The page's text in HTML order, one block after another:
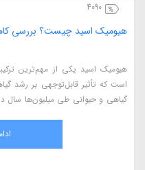
4090
هیومیک اسید چیست؟ بررسی کامل
هیومیک اسید یکی از مهم‌ترین
است که تأثیر قابل‌توجهی بر رشد
گیاهی و حیوانی طی میلیون‌ها سال
طبیعی و اثرات آن بر گیاهان